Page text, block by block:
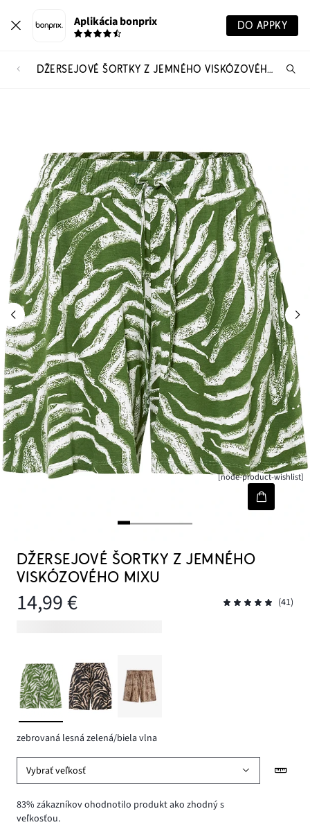
Aplikácia bonprix DO APPKY
DŽERSEJOVÉ ŠORTKY Z JEMNÉHO VISKÓZOVÉHO MIXU
[node-product-wishlist]
DŽERSEJOVÉ ŠORTKY Z JEMNÉHO
VISKÓZOVÉHO MIXU
14,99 € (41)
zebrovaná lesná zelená/biela vlna
Vybrať veľkosť
83% zákazníkov ohodnotilo produkt ako zhodný s
veľkosťou.